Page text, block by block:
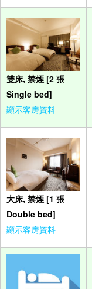
雙床, 禁煙 [2 張
Single bed]
顯示客房資料
大床, 禁煙 [1 張
Double bed]
顯示客房資料